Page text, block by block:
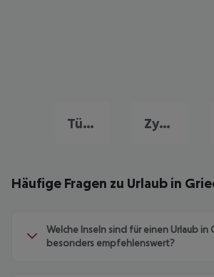
Türkei Urlaub Zypern Urlaub
Häufige Fragen zu Urlaub in
Welche Inseln sind für einen Urlaub in
besonders empfehlenswert?